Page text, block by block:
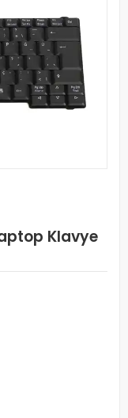
Klavye